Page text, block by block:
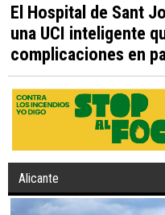
El Hospital de Sant
una UCI inteligente
complicaciones en
Alicante